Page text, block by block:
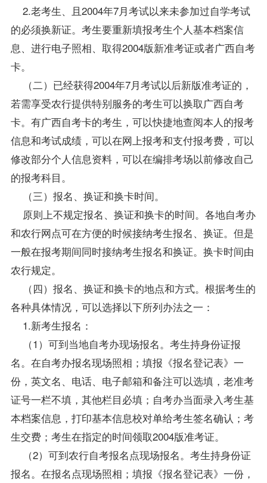
2.老考生、且2004年7月考试以来未参加过自学考试
的必须换新证。考生要重新填报考生个人基本档案信
息、进行电子照相、取得2004版新准考证或者广西自考
卡。
（二）已经获得2004年7月考试以后新版准考证的，
若需享受农行提供特别服务的考生可以换取广西自考
卡。有广西自考卡的考生，可以快捷地查阅本人的报考
信息和考试成绩，可以在网上报考和支付报考费，可以
修改部分个人信息资料，可以在编排考场以前修改自己
的报考科目。
（三）报名、换证和换卡时间。
原则上不规定报名、换证和换卡的时间。各地自考办
和农行网点可在方便的时候接纳考生报名、换证。但是
一般在报考期间同时接纳考生报名和换证。换卡时间由
农行规定。
（四）报名、换证和换卡的地点和方式。根据考生的
各种具体情况，可以选择以下所列办法之一：
1.新考生报名：
（1）可到当地自考办现场报名。考生持身份证报
名。在自考办报名现场照相；填报《报名登记表》一
份，英文名、电话、电子邮箱和备注可以选填，老准考
证号一栏不填，其他栏目必填；自考办当面录入考生基
本档案信息，打印基本信息校对单给考生签名确认；考
生交费；考生在指定的时间领取2004版准考证。
（2）可到农行自考报名点现场报名。考生持身份证
报名。在报名点现场照相；填报《报名登记表》一份，